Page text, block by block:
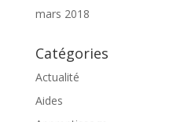
mars 2018
Catégories
Actualité
Aides